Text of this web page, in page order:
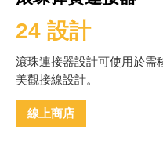
24 設計
滾珠連接器設計可使用於需
美觀接線設計。
線上商店